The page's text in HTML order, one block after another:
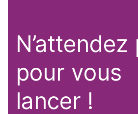
N’attendez
pour vous
lancer !